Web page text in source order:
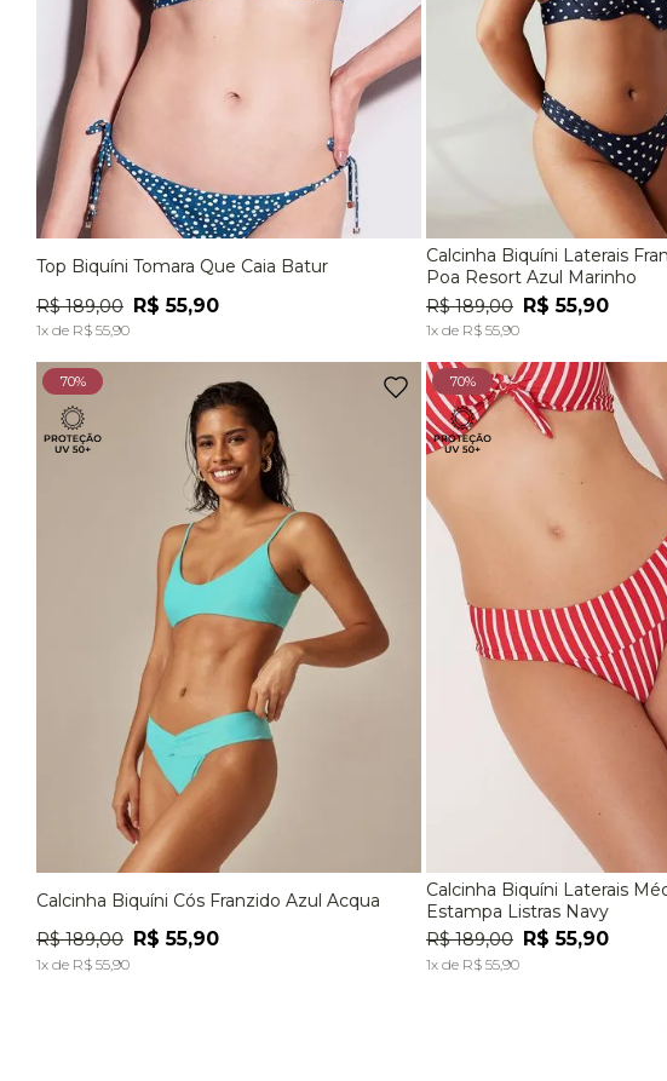
M
P
ADICIONAR À SACOLA
Top Biquíni Tomara Que Caia Batur
R$ 189,00 R$ 55,90
1x de R$ 55,90
P M
ADICIONAR À
Calcinha Biquíni Laterais Franzidas
Poa Resort Azul Marinho
R$ 189,00 R$ 55,90
1x de R$ 55,90
70%
P M G
ADICIONAR À SACOLA
Calcinha Biquíni Cós Franzido Azul Acqua
R$ 189,00 R$ 55,90
1x de R$ 55,90
70%
P M
ADICIONAR À
Calcinha Biquíni Laterais
Estampa Listras Navy
R$ 189,00 R$ 55,90
1x de R$ 55,90